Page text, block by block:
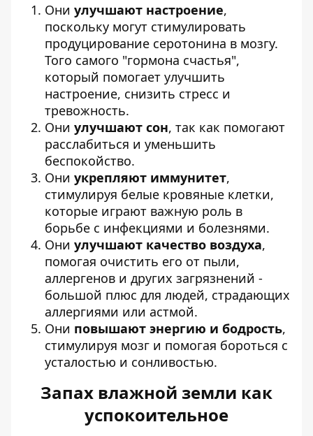
Они улучшают настроение,
поскольку могут стимулировать
продуцирование серотонина в мозгу.
Того самого "гормона счастья",
который помогает улучшить
настроение, снизить стресс и
тревожность.
Они улучшают сон, так как помогают
расслабиться и уменьшить
беспокойство.
Они укрепляют иммунитет,
стимулируя белые кровяные клетки,
которые играют важную роль в
борьбе с инфекциями и болезнями.
Они улучшают качество воздуха,
помогая очистить его от пыли,
аллергенов и других загрязнений -
большой плюс для людей, страдающих
аллергиями или астмой.
Они повышают энергию и бодрость,
стимулируя мозг и помогая бороться с
усталостью и сонливостью.
Запах влажной земли как
успокоительное